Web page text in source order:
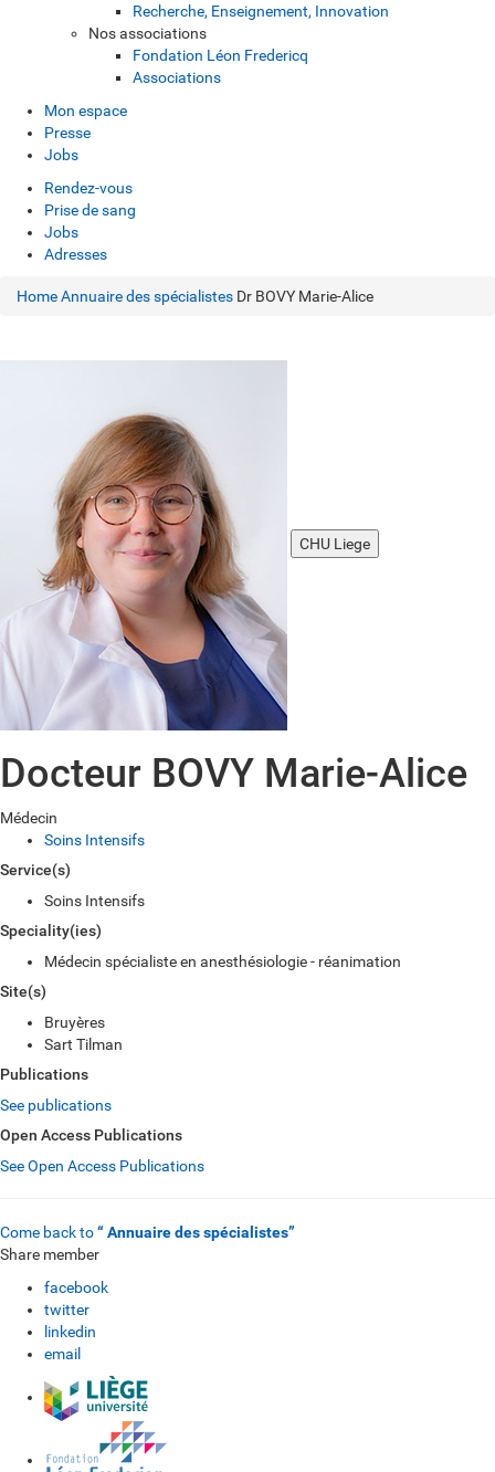
Recherche, Enseignement, Innovation
Nos associations
Fondation Léon Fredericq
Associations
Mon espace
Presse
Jobs
Rendez-vous
Prise de sang
Jobs
Adresses
HomeAnnuaire des spécialistes Dr BOVY Marie-Alice
CHU Liege
Docteur BOVY Marie-Alice
Médecin
Soins Intensifs
Service(s)
Soins Intensifs
Speciality(ies)
Médecin spécialiste en anesthésiologie - réanimation
Site(s)
Bruyères
Sart Tilman
Publications
See publications
Open Access Publications
See Open Access Publications
Come back to“ Annuaire des spécialistes”
Share member
facebook
twitter
linkedin
email